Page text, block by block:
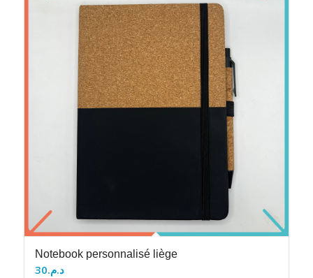
Notebook personnalisé liège
د.م.30